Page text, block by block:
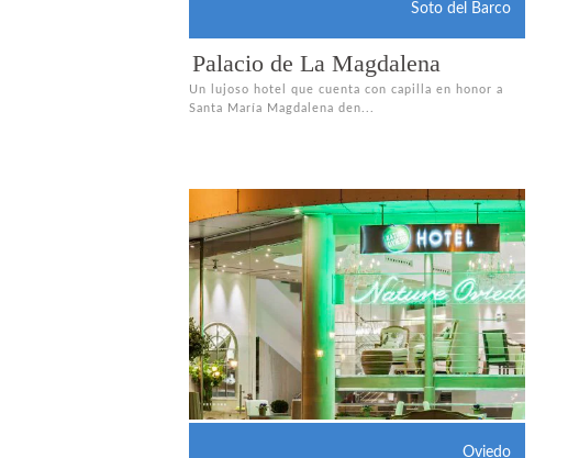
Soto del Barco
Palacio de La Magdalena
Un lujoso hotel que cuenta con capilla en honor a
Santa María Magdalena den...
Oviedo